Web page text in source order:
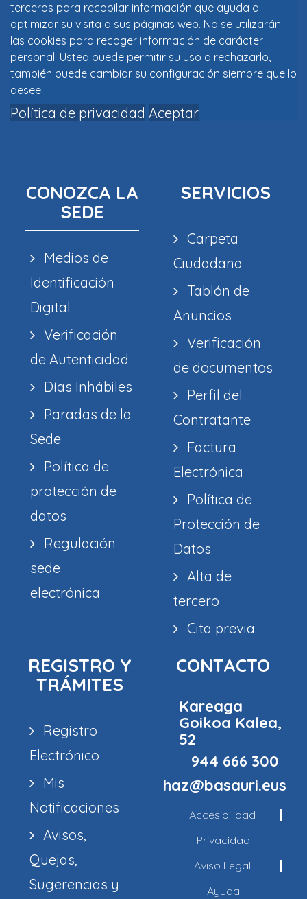
terceros para recopilar información que ayuda a
optimizar su visita a sus páginas web. No se utilizarán
las cookies para recoger información de carácter
personal. Usted puede permitir su uso o rechazarlo,
también puede cambiar su configuración siempre que lo
desee.
Política de privacidad Aceptar
CONOZCA LA
SEDE
Medios de
Identificación
Digital
Verificación
de Autenticidad
Días Inhábiles
Paradas de la
Sede
Política de
protección de
datos
Regulación
sede
electrónica
SERVICIOS
Carpeta
Ciudadana
Tablón de
Anuncios
Verificación
de documentos
Perfil del
Contratante
Factura
Electrónica
Política de
Protección de
Datos
Alta de
tercero
Cita previa
REGISTRO Y
TRÁMITES
Registro
Electrónico
Mis
Notificaciones
Avisos,
Quejas,
Sugerencias y
CONTACTO
Kareaga
Goikoa Kalea,
52
944 666 300
haz@basauri.eus
Accesibilidad
Privacidad
Aviso Legal
Ayuda